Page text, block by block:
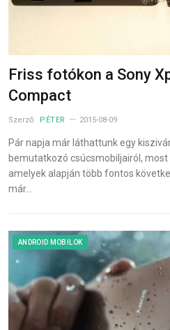
Friss fotókon a Sony
Compact
Szerző: PÉTER 2015-08-09
Pár napja már láthattunk egy
bemutatkozó csúcsmobiljairól,
amelyek alapján több fontos
már…
ANDROID MOBILOK